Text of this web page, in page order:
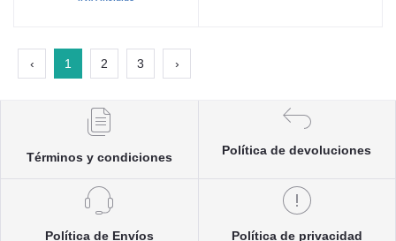
‹ 1 2 3 ›
Términos y condiciones
Política de devoluciones
Política de Envíos Política de privacidad